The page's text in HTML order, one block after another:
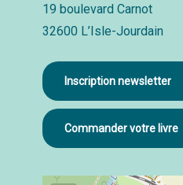
19 boulevard Carnot
32600 L’Isle-Jourdain
Inscription newsletter
Commander votre livre